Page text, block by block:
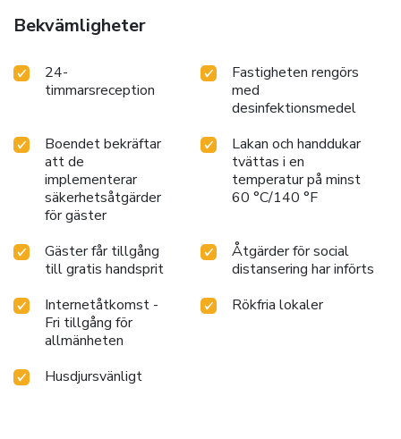
Bekvämligheter
24-
timmarsreception
Fastigheten rengörs
med
desinfektionsmedel
Boendet bekräftar
att de
implementerar
säkerhetsåtgärder
för gäster
Lakan och handdukar
tvättas i en
temperatur på minst
60 °C/140 °F
Gäster får tillgång
till gratis handsprit
Åtgärder för social
distansering har införts
Internetåtkomst -
Fri tillgång för
allmänheten
Rökfria lokaler
Husdjursvänligt